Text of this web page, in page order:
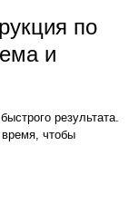
по
и
результата.
чтобы